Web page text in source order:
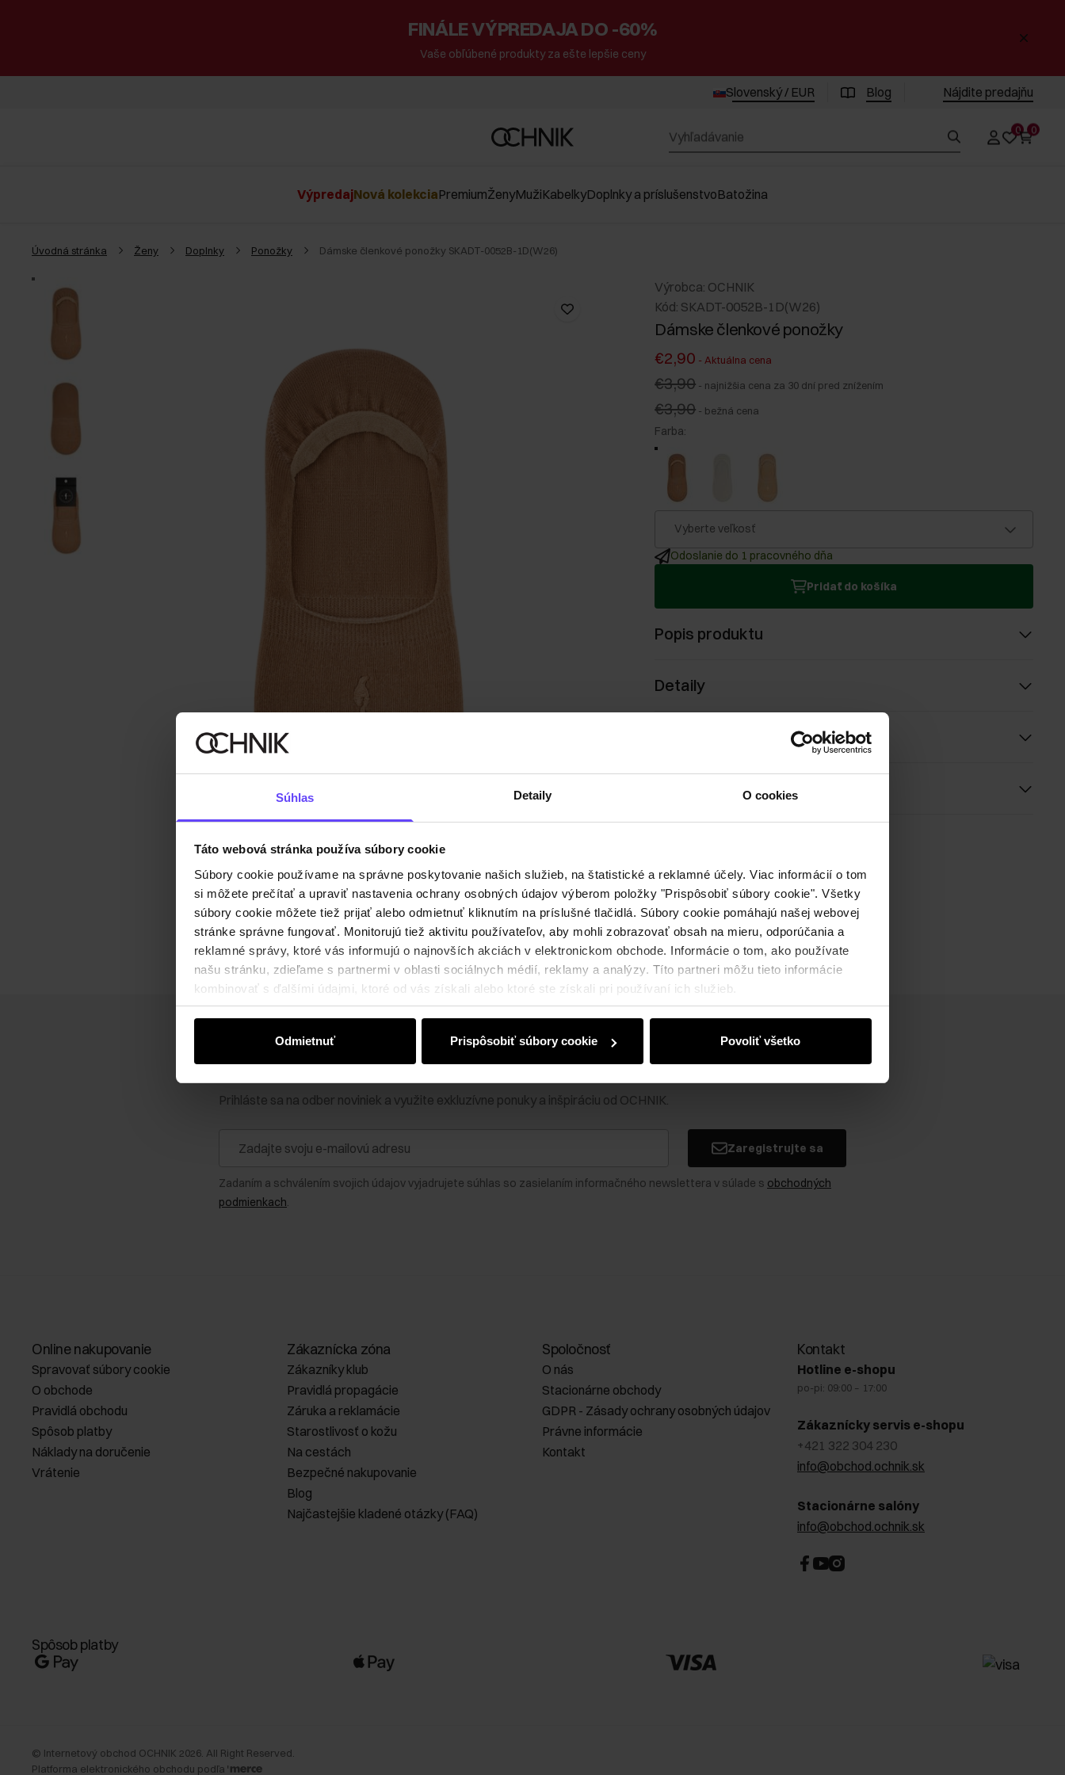
Súhlas Detaily O cookies
Táto webová stránka používa súbory cookie
Súbory cookie používame na správne poskytovanie našich služieb, na štatistické a reklamné účely. Viac informácií o tom
si môžete prečítať a upraviť nastavenia ochrany osobných údajov výberom položky "Prispôsobiť súbory cookie". Všetky
súbory cookie môžete tiež prijať alebo odmietnuť kliknutím na príslušné tlačidlá. Súbory cookie pomáhajú našej webovej
stránke správne fungovať. Monitorujú tiež aktivitu používateľov, aby mohli zobrazovať obsah na mieru, odporúčania a
reklamné správy, ktoré vás informujú o najnovších akciách v elektronickom obchode. Informácie o tom, ako používate
našu stránku, zdieľame s partnermi v oblasti sociálnych médií, reklamy a analýzy. Títo partneri môžu tieto informácie
kombinovať s ďalšími údajmi, ktoré od vás získali alebo ktoré ste získali pri používaní ich služieb.
Odmietnuť Prispôsobiť súbory cookie Povoliť všetko
FINÁLE VÝPREDAJA DO -60%
Vaše obľúbené produkty za ešte lepšie ceny
Slovenský / EUR Blog Nájdite predajňu
0 0
VýpredajNová kolekciaPremiumŽenyMužiKabelkyDoplnky a príslušenstvoBatožina
Úvodná stránka Ženy Doplnky Ponožky Dámske členkové ponožky SKADT-0052B-1D(W26)
Výrobca: OCHNIK
Kód: SKADT-0052B-1D(W26)
Dámske členkové ponožky
€2,90 - Aktuálna cena
€3,90 - najnižšia cena za 30 dní pred znížením
€3,90 - bežná cena
Farba:
Vyberte veľkosť
Odoslanie do 1 pracovného dňa
Pridať do košíka
Popis produktu
Detaily
Získajte zľavu 10 € na prvý nákup!
Prihláste sa na odber noviniek a využite exkluzívne ponuky a inšpiráciu od OCHNIK.
Zaregistrujte sa
Zadaním a schválením svojich údajov vyjadrujete súhlas so zasielaním informačného newslettera v súlade s obchodných
podmienkach.
Online nakupovanie
Spravovať súbory cookie
O obchode
Pravidlá obchodu
Spôsob platby
Náklady na doručenie
Vrátenie
Zákaznícka zóna
Zákazníky klub
Pravidlá propagácie
Záruka a reklamácie
Starostlivosť o kožu
Na cestách
Bezpečné nakupovanie
Blog
Najčastejšie kladené otázky (FAQ)
Spoločnosť
O nás
Stacionárne obchody
GDPR - Zásady ochrany osobných údajov
Právne informácie
Kontakt
Kontakt
Hotline e-shopu
po-pi: 09:00 – 17:00
Zákaznícky servis e-shopu
+421 322 304 230
info@obchod.ochnik.sk
Stacionárne salóny
info@obchod.ochnik.sk
Spôsob platby
© Internetový obchod OCHNIK 2026. All Right Reserved.
Platforma elektronického obchodu podľa